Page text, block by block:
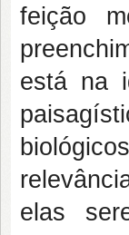
feição
está na
elas